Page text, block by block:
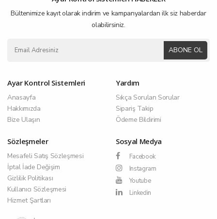
Bültenimize kayıt olarak indirim ve kampanyalardan ilk siz haberdar
olabilirsiniz.
ABONE OL
Ayar Kontrol Sistemleri
Anasayfa
Hakkımızda
Bize Ulaşın
Yardım
Sıkça Sorulan Sorular
Sipariş Takip
Ödeme Bildirimi
Sözleşmeler
Mesafeli Satış Sözleşmesi
İptal İade Değişim
Gizlilik Politikası
Kullanıcı Sözleşmesi
Hizmet Şartları
Sosyal Medya
Facebook
Instagram
Youtube
Linkedin